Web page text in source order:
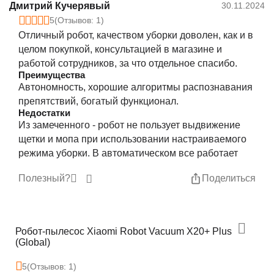
Дмитрий Кучерявый
30.11.2024
5(Отзывов: 1)
Отличный робот, качеством уборки доволен, как и в
целом покупкой, консультацией в магазине и
работой сотрудников, за что отдельное спасибо.
Преимущества
Автономность, хорошие алгоритмы распознавания
препятствий, богатый функционал.
Недостатки
Из замеченного - робот не пользует выдвижение
щетки и мопа при использовании настраиваемого
режима уборки. В автоматическом все работает
Полезный? Поделиться
Робот-пылесос Xiaomi Robot Vacuum X20+ Plus
(Global)
5(Отзывов: 1)